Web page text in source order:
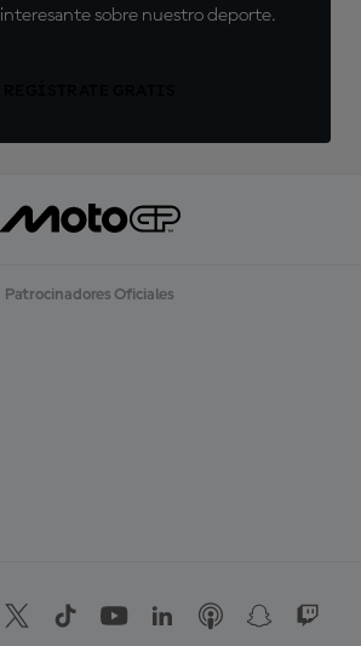
sobre nuestro deporte.
Patrocinadores Oficiales